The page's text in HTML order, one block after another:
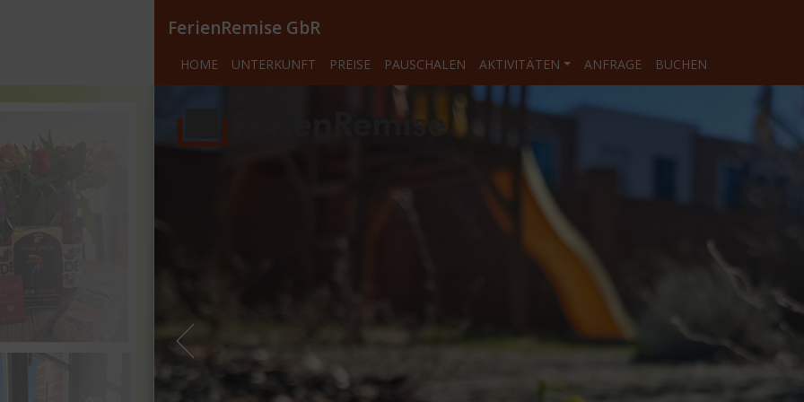
FerienRemise GbR
HOME UNTERKUNFT PREISE PAUSCHALEN AKTIVITÄTEN ANFRAGE BUCHEN